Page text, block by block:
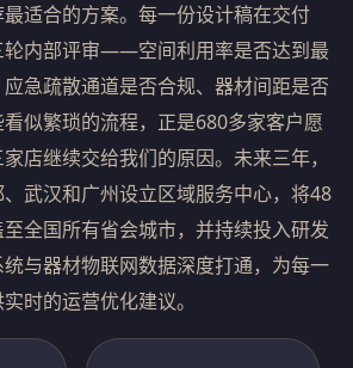
适合的方案。每一份设计稿在交付
轮内部评审——空间利用率是否达到最
急疏散通道是否合规、器材间距是否
似繁琐的流程，正是680多家客户愿
店继续交给我们的原因。未来三年，
武汉和广州设立区域服务中心，将48
全国所有省会城市，并持续投入研发
与器材物联网数据深度打通，为每一
时的运营优化建议。